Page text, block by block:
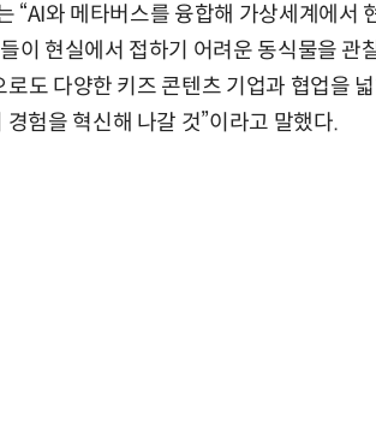
“AI와 메타버스를 융합해 가상세계에서
이 현실에서 접하기 어려운 동식물을 관
도 다양한 키즈 콘텐츠 기업과 협업을
험을 혁신해 나갈 것”이라고 말했다.